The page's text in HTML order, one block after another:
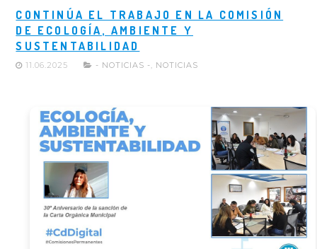
CONTINÚA EL TRABAJO EN LA COMISIÓN
DE ECOLOGÍA, AMBIENTE Y
SUSTENTABILIDAD
11.06.2025 - NOTICIAS - NOTICIAS